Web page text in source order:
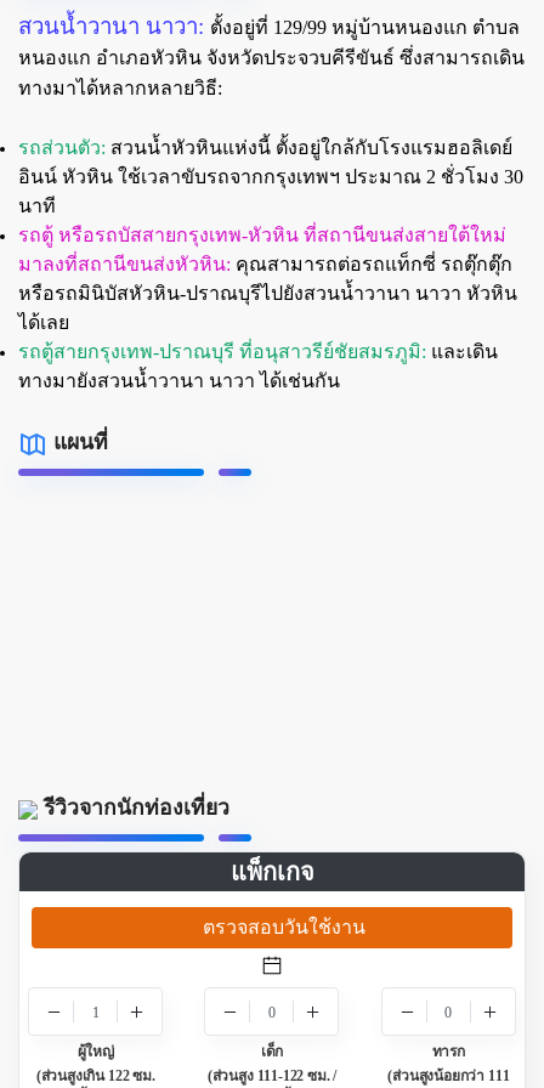
สวนน้ำวานา นาวา: ตั้งอยู่ที่ 129/99 หมู่บ้านหนองแก ตำบล
หนองแก อำเภอหัวหิน จังหวัดประจวบคีรีขันธ์ ซึ่งสามารถเดิน
ทางมาได้หลากหลายวิธี:
รถส่วนตัว: สวนน้ำหัวหินแห่งนี้ ตั้งอยู่ใกล้กับโรงแรมฮอลิเดย์
อินน์ หัวหิน ใช้เวลาขับรถจากกรุงเทพฯ ประมาณ 2 ชั่วโมง 30
นาที
รถตู้ หรือรถบัสสายกรุงเทพ-หัวหิน ที่สถานีขนส่งสายใต้ใหม่
มาลงที่สถานีขนส่งหัวหิน: คุณสามารถต่อรถแท็กซี่ รถตุ๊กตุ๊ก
หรือรถมินิบัสหัวหิน-ปราณบุรีไปยังสวนน้ำวานา นาวา หัวหิน
ได้เลย
รถตู้สายกรุงเทพ-ปราณบุรี ที่อนุสาวรีย์ชัยสมรภูมิ: และเดิน
ทางมายังสวนน้ำวานา นาวา ได้เช่นกัน
แผนที่
รีวิวจากนักท่องเที่ยว
แพ็กเกจ
ตรวจสอบวันใช้งาน
1
ผู้ใหญ่
(ส่วนสูงเกิน 122 ซม.
0
เด็ก
(ส่วนสูง 111-122 ซม. /
0
ทารก
(ส่วนสูงน้อยกว่า 111